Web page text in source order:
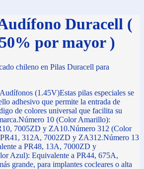
Duracell (
por mayor )
chileno en Pilas Duracell para
(1.45V)Estas pilas especiales se
adhesivo que permite la entrada de
de colores universal que facilita su
10 (Color Amarillo):
7005ZD y ZA10.Número 312 (Color
312A, 7002ZD y ZA312.Número 13
a PR48, 13A, 7000ZD y
Azul): Equivalente a PR44, 675A,
grande, para implantes cocleares o alta